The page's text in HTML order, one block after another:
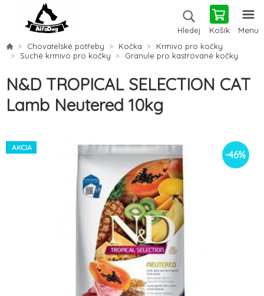
Hledej Košík Menu
Chovatelské potřeby Kočka
Krmivo pro kočky
Suché krmivo pro kočky
Granule pro kastrované kočky
N&D TROPICAL SELECTION CAT
Lamb Neutered 10kg
AKCIA
-46%